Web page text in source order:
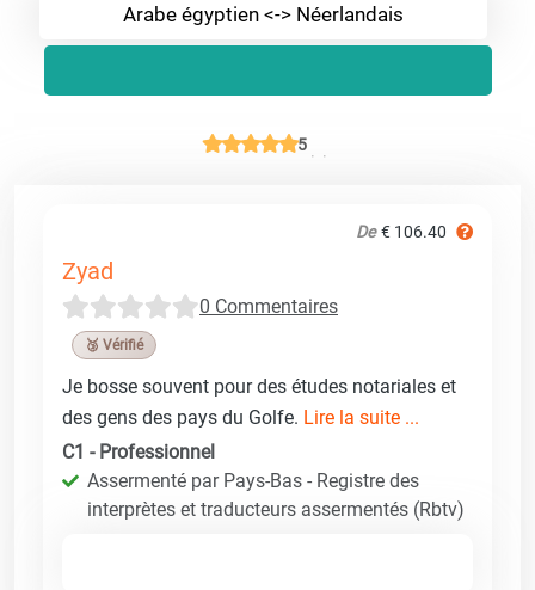
Arabe égyptien <-> Néerlandais
5
De € 106.40
Zyad
0 Commentaires
🥉 Vérifié
Je bosse souvent pour des études notariales et
des gens des pays du Golfe. Lire la suite ...
C1 - Professionnel
Assermenté par Pays-Bas - Registre des
interprètes et traducteurs assermentés (Rbtv)